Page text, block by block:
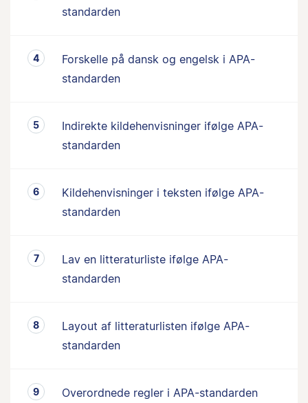
standarden
Forskelle på dansk og engelsk i APA-
standarden
Indirekte kildehenvisninger ifølge APA-
standarden
Kildehenvisninger i teksten ifølge APA-
standarden
Lav en litteraturliste ifølge APA-
standarden
Layout af litteraturlisten ifølge APA-
standarden
Overordnede regler i APA-standarden